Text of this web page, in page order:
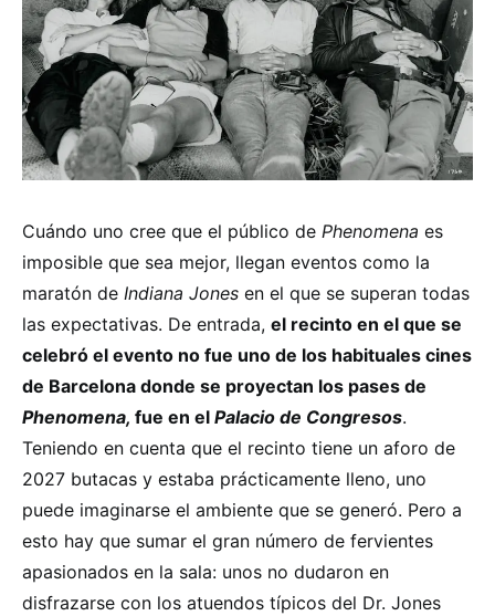
Cuándo uno cree que el público de Phenomena es
imposible que sea mejor, llegan eventos como la
maratón de Indiana Jones en el que se superan todas
las expectativas. De entrada, el recinto en el que se
celebró el evento no fue uno de los habituales cines
de Barcelona donde se proyectan los pases de
Phenomena, fue en el Palacio de Congresos.
Teniendo en cuenta que el recinto tiene un aforo de
2027 butacas y estaba prácticamente lleno, uno
puede imaginarse el ambiente que se generó. Pero a
esto hay que sumar el gran número de fervientes
apasionados en la sala: unos no dudaron en
disfrazarse con los atuendos típicos del Dr. Jones